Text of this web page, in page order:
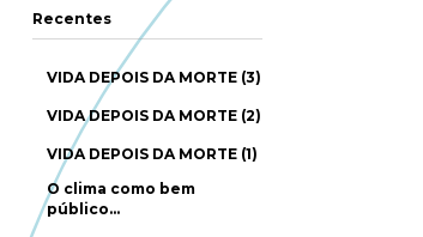
Recentes
VIDA DEPOIS DA MORTE (3)
VIDA DEPOIS DA MORTE (2)
VIDA DEPOIS DA MORTE (1)
O clima como bem
público…